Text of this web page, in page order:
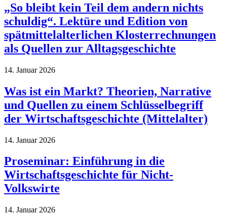
„So bleibt kein Teil dem andern nichts
schuldig“. Lektüre und Edition von
spätmittelalterlichen Klosterrechnungen
als Quellen zur Alltagsgeschichte
14. Januar 2026
Was ist ein Markt? Theorien, Narrative
und Quellen zu einem Schlüsselbegriff
der Wirtschaftsgeschichte (Mittelalter)
14. Januar 2026
Proseminar: Einführung in die
Wirtschaftsgeschichte für Nicht-
Volkswirte
14. Januar 2026